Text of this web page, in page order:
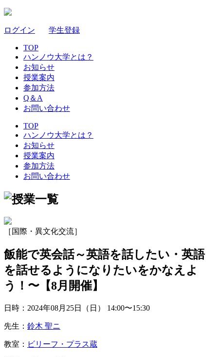
ログイン 学生登録
TOP
ハンノウ大学とは？
お知らせ
授業案内
参加方法
Q＆A
お問い合わせ
TOP
ハンノウ大学とは？
お知らせ
授業案内
参加方法
お問い合わせ
［国際・異文化交流］
飯能で英会話～英語を話したい・英語
を話せるようになりたいをかなえよ
う！〜【8月開催】
日時：2024年08月25日（日） 14:00〜15:30
先生： 鈴木 聖ニ
教室： ビリーフ・プラス蔵